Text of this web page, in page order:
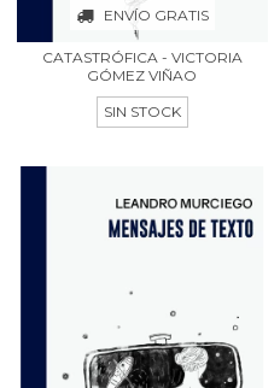
ENVÍO GRATIS
CATASTRÓFICA - VICTORIA
GÓMEZ VIÑAO
SIN STOCK